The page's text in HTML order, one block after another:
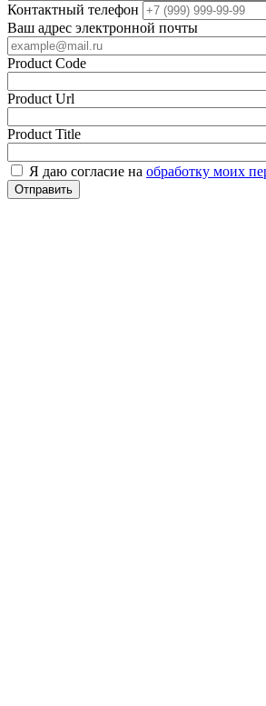
Контактный телефон
Ваш адрес электронной почты
Product Code
Product Url
Product Title
Я даю согласие на обработку моих
Отправить